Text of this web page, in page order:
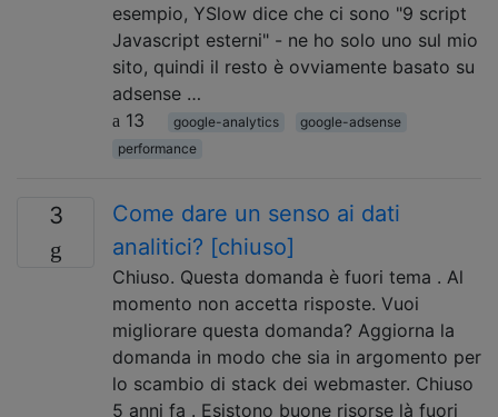
esempio, YSlow dice che ci sono "9 script
Javascript esterni" - ne ho solo uno sul mio
sito, quindi il resto è ovviamente basato su
adsense …
13
google-analytics
google-adsense
performance
3
Come dare un senso ai dati
analitici? [chiuso]
Chiuso. Questa domanda è fuori tema . Al
momento non accetta risposte. Vuoi
migliorare questa domanda? Aggiorna la
domanda in modo che sia in argomento per
lo scambio di stack dei webmaster. Chiuso
5 anni fa . Esistono buone risorse là fuori